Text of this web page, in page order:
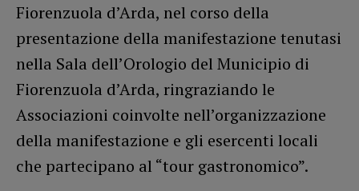
Fiorenzuola d’Arda, nel corso della
presentazione della manifestazione tenutasi
nella Sala dell’Orologio del Municipio di
Fiorenzuola d’Arda, ringraziando le
Associazioni coinvolte nell’organizzazione
della manifestazione e gli esercenti locali
che partecipano al “tour gastronomico”.